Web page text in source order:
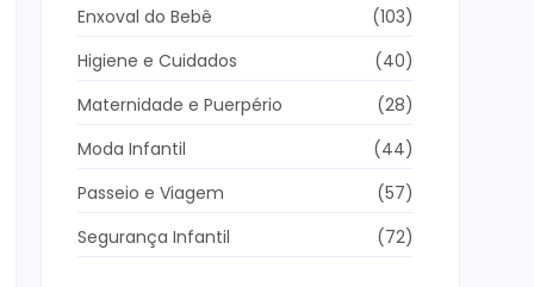
Enxoval do Bebê
(103)
Higiene e Cuidados
(40)
Maternidade e Puerpério
(28)
Moda Infantil
(44)
Passeio e Viagem
(57)
Segurança Infantil
(72)